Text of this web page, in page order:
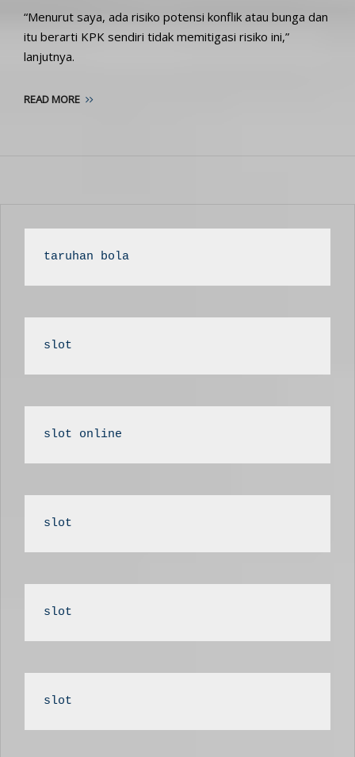
“Menurut saya, ada risiko potensi konflik atau bunga dan
itu berarti KPK sendiri tidak memitigasi risiko ini,”
lanjutnya.
READ MORE
taruhan bola
slot
slot online
slot
slot
slot